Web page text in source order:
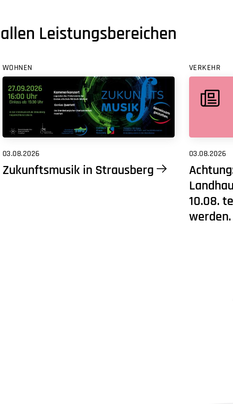
Leistungsbereichen
WOHNEN
03.08.2026
Zukunftsmusik in Strausberg
VERKEHR
03.08.2026
10.08.
werden.